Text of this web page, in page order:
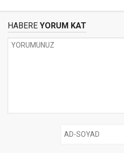
HABERE YORUM KAT